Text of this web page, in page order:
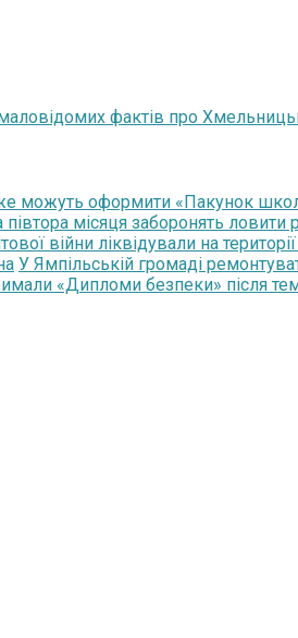
фактів про
можуть оформити «Пакунок
місяця заборонять ловити
війни ліквідували на
У Ямпільській громаді
«Дипломи безпеки» після